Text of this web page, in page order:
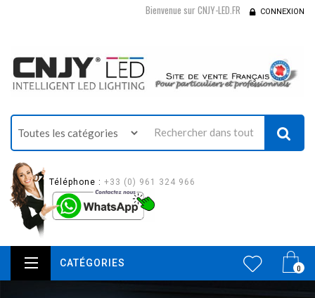
Bienvenue sur CNJY-LED.FR CONNEXION
Téléphone : +33 (0) 961 324 966
0
CATÉGORIES